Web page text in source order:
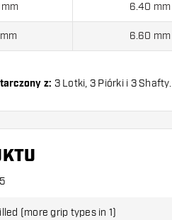
6.40 mm
6.60 mm
z: 3 Lotki, 3 Piórki i 3 Shafty.
(more grip types in 1)